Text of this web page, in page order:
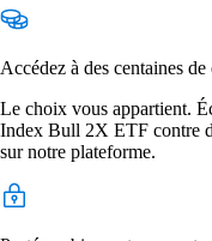
Accédez à des centaines
Le choix vous appartient.
Index Bull 2X ETF contre
sur notre plateforme.